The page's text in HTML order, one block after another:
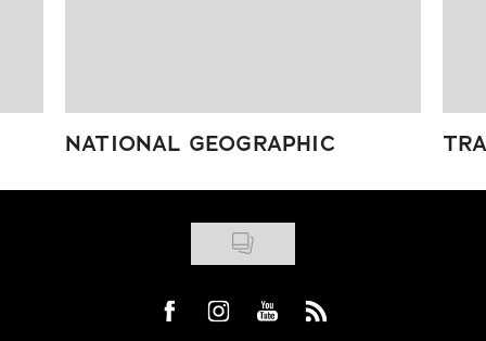
NATIONAL GEOGRAPHIC
Visit us on Facebook
Visit us on Instagram
Visit us on Youtube
Visit us on Rss